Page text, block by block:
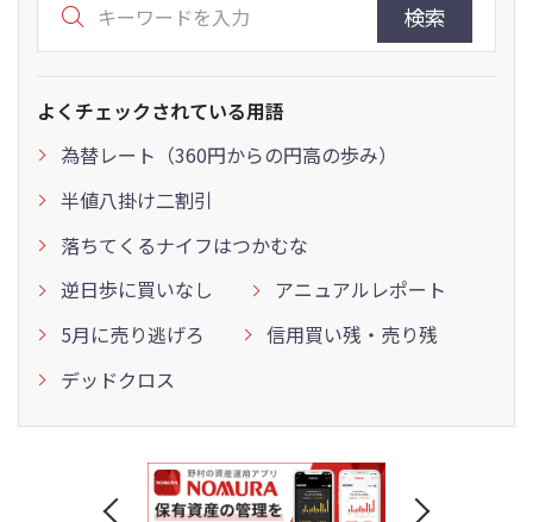
検索
よくチェックされている用語
為替レート（360円からの円高の歩み）
半値八掛け二割引
落ちてくるナイフはつかむな
逆日歩に買いなし
アニュアルレポート
5月に売り逃げろ
信用買い残・売り残
デッドクロス